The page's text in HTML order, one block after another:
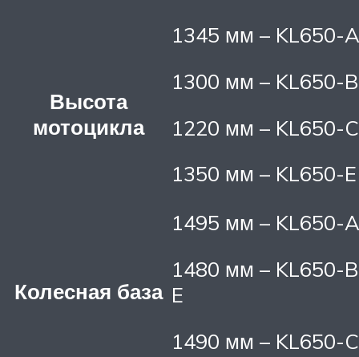
Высота
мотоцикла
1345 мм – KL650-A
1300 мм – KL650-B
1220 мм – KL650-C
1350 мм – KL650-E
Колесная база
1495 мм – KL650-A
1480 мм – KL650-
E
1490 мм – KL650-C